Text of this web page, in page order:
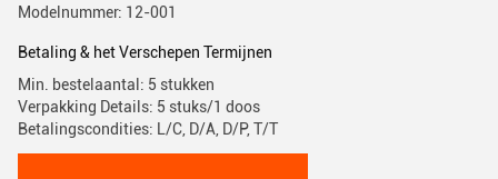
Modelnummer: 12-001
Betaling & het Verschepen Termijnen
Min. bestelaantal: 5 stukken
Verpakking Details: 5 stuks/1 doos
Betalingscondities: L/C, D/A, D/P, T/T